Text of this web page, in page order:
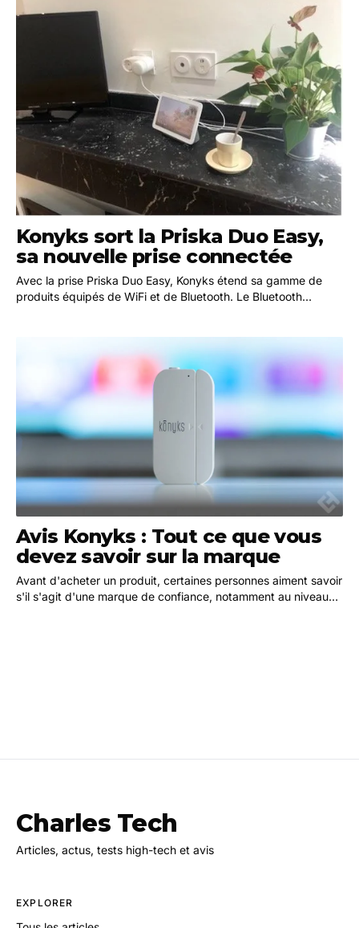
Konyks sort la Priska Duo Easy,
sa nouvelle prise connectée
Avec la prise Priska Duo Easy, Konyks étend sa gamme de
produits équipés de WiFi et de Bluetooth. Le Bluetooth
Avis Konyks : Tout ce que vous
devez savoir sur la marque
Avant d'acheter un produit, certaines personnes aiment savoir
s'il s'agit d'une marque de confiance, notamment au niveau
Charles Tech
Articles, actus, tests high-tech et avis
EXPLORER